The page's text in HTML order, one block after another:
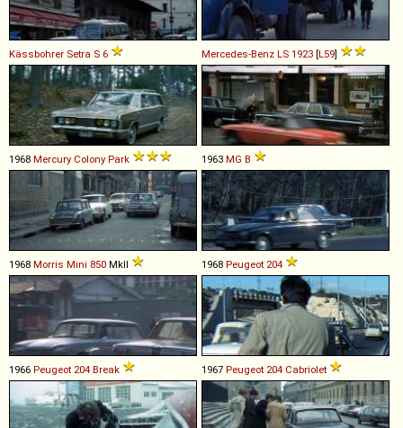
Kässbohrer Setra S 6 Mercedes-Benz LS 1923 [L59]
1968 Mercury Colony Park 1963 MG B
1968 Morris Mini 850 MkII 1968 Peugeot 204
1966 Peugeot 204 Break 1967 Peugeot 204 Cabriolet